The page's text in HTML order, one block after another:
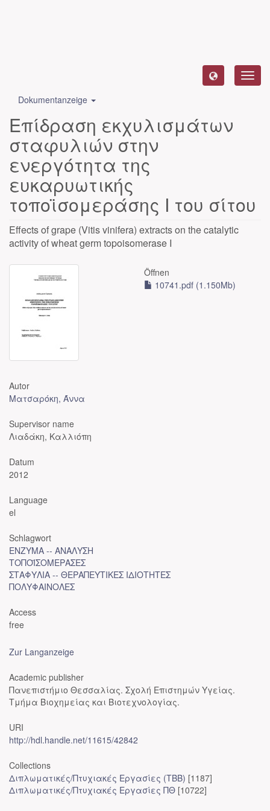
Dokumentanzeige
Επίδραση εκχυλισμάτων
σταφυλιών στην
ενεργότητα της
ευκαρυωτικής
τοποϊσομεράσης Ι του σίτου
Effects of grape (Vitis vinifera) extracts on the catalytic
activity of wheat germ topoisomerase I
Öffnen
10741.pdf (1.150Mb)
Autor
Ματσαρόκη, Άννα
Supervisor name
Λιαδάκη, Καλλιόπη
Datum
2012
Language
el
Schlagwort
ΕΝΖΥΜΑ -- ΑΝΑΛΥΣΗ
ΤΟΠΟΪΣΟΜΕΡΑΣΕΣ
ΣΤΑΦΥΛΙΑ -- ΘΕΡΑΠΕΥΤΙΚΕΣ ΙΔΙΟΤΗΤΕΣ
ΠΟΛΥΦΑΙΝΟΛΕΣ
Access
free
Zur Langanzeige
Academic publisher
Πανεπιστήμιο Θεσσαλίας. Σχολή Επιστημών Υγείας.
Τμήμα Βιοχημείας και Βιοτεχνολογίας.
URI
http://hdl.handle.net/11615/42842
Collections
Διπλωματικές/Πτυχιακές Εργασίες (ΤΒΒ) [1187]
Διπλωματικές/Πτυχιακές Εργασίες ΠΘ [10722]